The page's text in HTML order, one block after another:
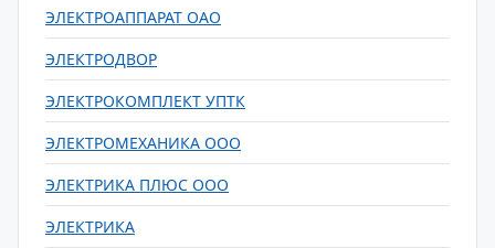
ЭЛЕКТРОАППАРАТ ОАО
ЭЛЕКТРОДВОР
ЭЛЕКТРОКОМПЛЕКТ УПТК
ЭЛЕКТРОМЕХАНИКА ООО
ЭЛЕКТРИКА ПЛЮС ООО
ЭЛЕКТРИКА